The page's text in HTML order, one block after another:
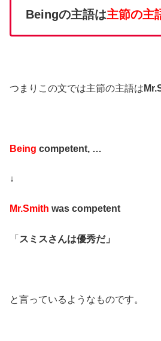
Beingの主語は主節の主
つまりこの文では主節の主語は
Being competent, …
↓
Mr.Smith was competent
「 スミスさんは優秀だ」
と言っているようなものです。